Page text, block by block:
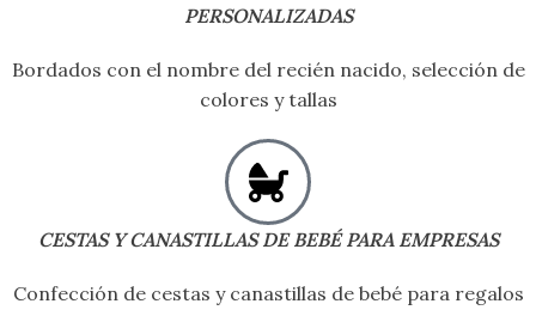
PERSONALIZADAS
Bordados con el nombre del recién nacido, selección de
colores y tallas
CESTAS Y CANASTILLAS DE BEBÉ PARA EMPRESAS
Confección de cestas y canastillas de bebé para regalos